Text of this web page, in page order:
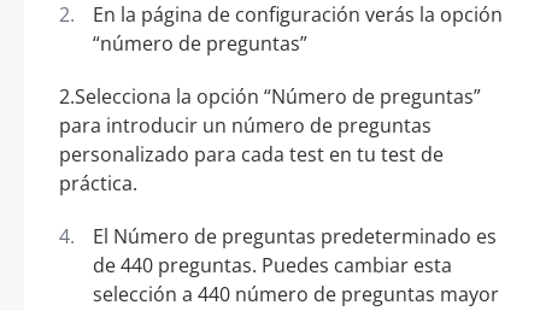
En la página de configuración verás la opción
“número de preguntas”
2.Selecciona la opción “Número de preguntas”
para introducir un número de preguntas
personalizado para cada test en tu test de
práctica.
El Número de preguntas predeterminado es
de 440 preguntas. Puedes cambiar esta
selección a 440 número de preguntas mayor